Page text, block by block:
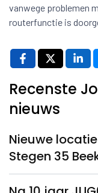
vanwege problemen
routerfunctie is
Recenste
nieuws
Nieuwe
Stegen 35